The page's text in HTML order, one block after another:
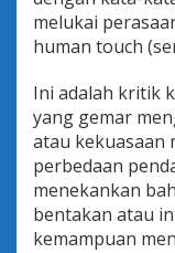
melukai
human touch
Ini adalah kritik
yang gemar
atau kekuasaan
perbedaan
menekankan
bentakan atau
kemampuan